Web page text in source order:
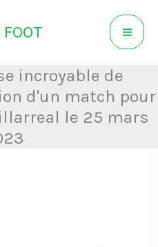
incroyable de
d'un match pour
le 25 mars